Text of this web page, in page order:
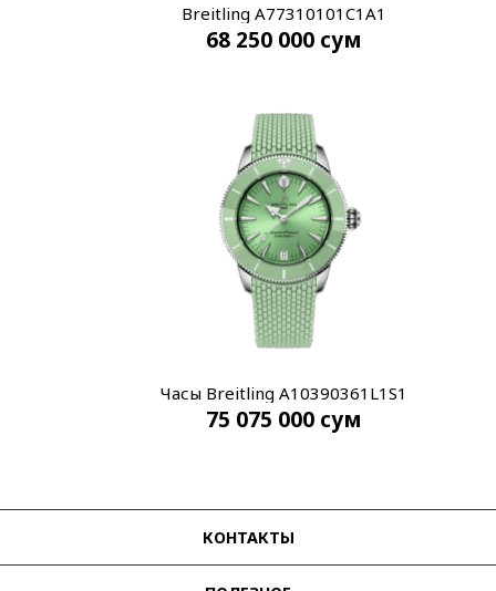
Breitling A77310101C1A1
68 250 000 сум
Часы Breitling A10390361L1S1
75 075 000 сум
КОНТАКТЫ